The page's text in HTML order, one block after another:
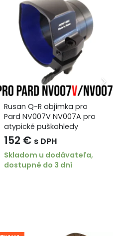
Rusan Q-R objímka pro
Pard NV007V NV007A pro
atypické puškohledy
(Swarovski, Zeiss, Leica)
Velikost objímky: Swarovski
Z8i
152 € s DPH
Skladom u dodávateľa,
dostupné do 3 dní